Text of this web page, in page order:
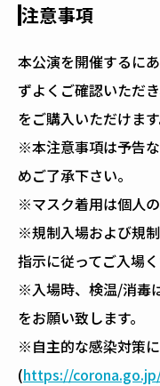
注意事項
本公演を開催するに
ずよくご確認いただ
をご購入いただけます
※本注意事項は予告
めご了承下さい。
※マスク着用は個人の
※規制入場および規
指示に従ってご入場く
※入場時、検温/消毒
をお願い致します。
※自主的な感染対策
(https://